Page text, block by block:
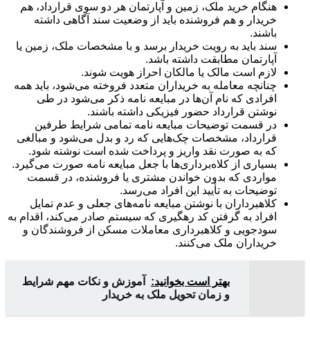
هنگام خرید ملک، زمین و آپارتمان هر دو سوی قرارداد، هم
خریدار و هم فروشنده باید از وضعیت سند آگاهی داشته
باشند.
سند باید به رویت خریدار برسد و با مشخصات ملک، زمین یا
آپارتمان مطابقت داشته باشد.
لازم است مالک یا مالکان احراز هویت شوند.
چنانچه معامله به خریداران متعدد فروخته می‌شود، باید همه
افرادی که نام آن‌ها در مبایعه نامه ذکر می‌شود در طی
نوشتن قرارداد حضور فیزیکی داشته باشند.
در قسمت توضیحات مبایعه نامه تمامی شرایط طرفین
قرارداد، مشخصات چک‌هایی که رد و بدل می‌شود و مبالغی
که به صورت نقد واریز و پرداخت شده است نوشته شود.
بسیاری از کلاه‌برداری‌ها با جعل مبایعه نامه صورت می‌گیرد.
مواردی که بدون خواندن مشتری یا فروشنده، در قسمت
توضیحات به تأیید این افراد می‌رسد.
کلاهبرداران با نوشتن مبایعه نامه‌های جعلی و عدم تمایل
افراد به گرفتن کد رهگیری که سیستم صادر می‌کند، اقدام به
سودجویی و کلاهبرداری معاملات مسکن از فروشندگان و
خریداران ملک می‌کنند.
بهتر است بخوانید:
آموزش و نکات مهم شرایط
و زمان تحویل ملک به خریدار